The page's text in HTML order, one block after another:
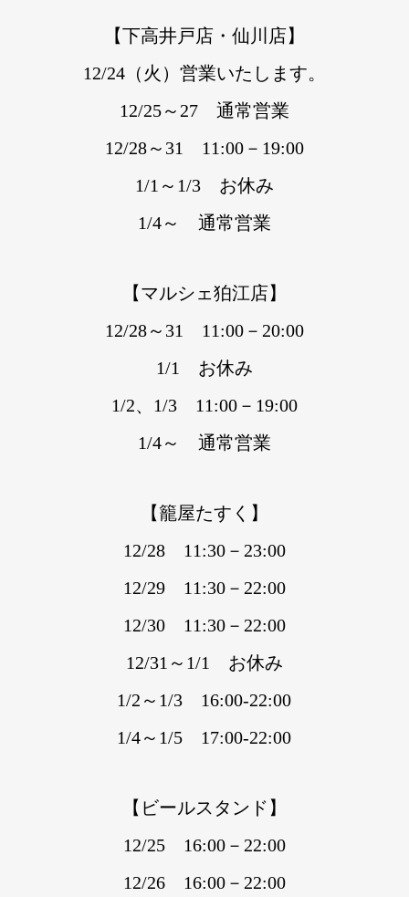
【下高井戸店・仙川店】
12/24（火）営業いたします。
12/25～27 通常営業
12/28～31 11:00－19:00
1/1～1/3 お休み
1/4～ 通常営業
【マルシェ狛江店】
12/28～31 11:00－20:00
1/1 お休み
1/2、1/3 11:00－19:00
1/4～ 通常営業
【籠屋たすく】
12/28 11:30－23:00
12/29 11:30－22:00
12/30 11:30－22:00
12/31～1/1 お休み
1/2～1/3 16:00-22:00
1/4～1/5 17:00-22:00
【ビールスタンド】
12/25 16:00－22:00
12/26 16:00－22:00